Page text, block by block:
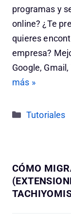
programas y
online? ¿Te
quieres
empresa?
Google,
más »
Categorías
Tutoriales
CÓMO